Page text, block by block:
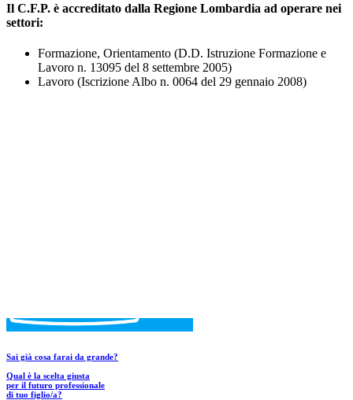
Il C.F.P. è accreditato dalla Regione Lombardia ad operare nei
settori:
Formazione, Orientamento (D.D. Istruzione Formazione e
Lavoro n. 13095 del 8 settembre 2005)
Lavoro (Iscrizione Albo n. 0064 del 29 gennaio 2008)
Sai già cosa farai da grande?
Qual è la scelta giusta
per il futuro professionale
di tuo figlio/a?